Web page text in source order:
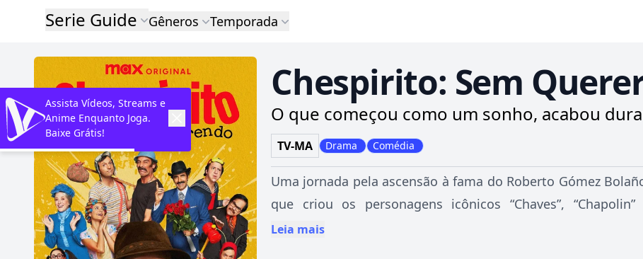
Serie Guide Gêneros Temporada
Chespirito: Sem
O que começou como um sonho, acabou
TV-MA Drama Comédia
Uma jornada pela ascensão à fama do Roberto Gómez
que criou os personagens icônicos “Chaves”,
conquistaram o coração de milhões.
Leia mais
Assista Vídeos, Streams e
Anime Enquanto Joga.
Baixe Grátis!